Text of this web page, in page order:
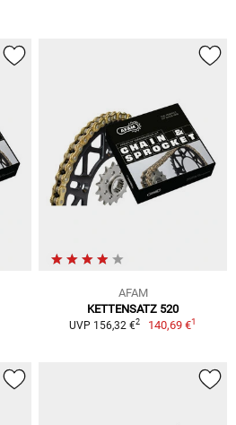
AFAM
KETTENSATZ 520
UVP 156,32 €2 140,69 €1